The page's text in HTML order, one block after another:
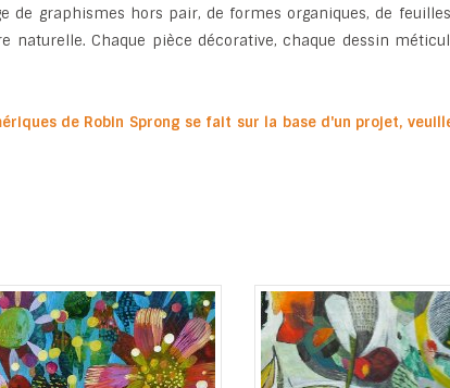
de graphismes hors pair, de formes organiques, de
Chaque pièce décorative, chaque dessin
de Robin Sprong se fait sur la base d'un projet,